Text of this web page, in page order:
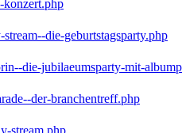
konzert.php
die-geburtstagsparty.php
die-jubilaeumsparty-mit-
der-branchentreff.php
stream.php